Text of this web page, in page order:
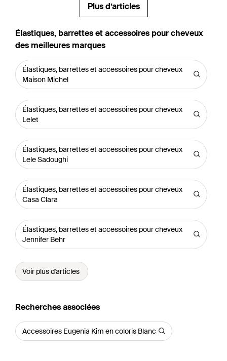
Plus d’articles
‪Élastiques, barrettes et accessoires pour cheveux‬
des meilleures marques
Élastiques, barrettes et accessoires pour cheveux
Maison Michel
Élastiques, barrettes et accessoires pour cheveux
Lelet
Élastiques, barrettes et accessoires pour cheveux
Lele Sadoughi
Élastiques, barrettes et accessoires pour cheveux
Casa Clara
Élastiques, barrettes et accessoires pour cheveux
Jennifer Behr
Voir plus d'articles
Recherches associées
Accessoires Eugenia Kim en coloris Blanc